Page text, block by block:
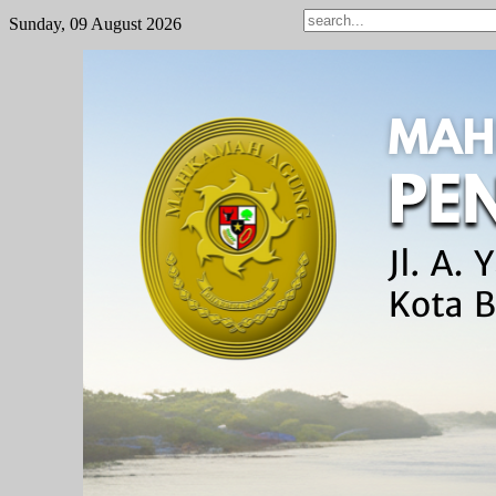
Sunday, 09 August 2026